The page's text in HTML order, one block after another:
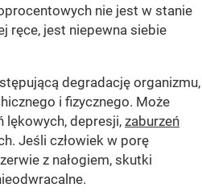
nie jest w stanie
ręce, jest niepewna siebie
degradację organizmu,
i fizycznego. Może
lękowych, depresji, zaburzeń
Jeśli człowiek w porę
z nałogiem, skutki